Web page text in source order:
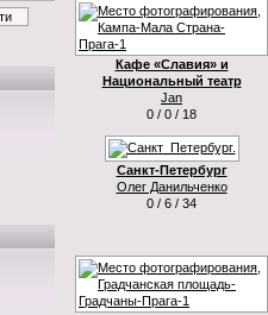
Кафе «Славия» и
Национальный театр
Jan
0 / 0 / 18
Санкт-Петербург
Олег Данильченко
0 / 6 / 34